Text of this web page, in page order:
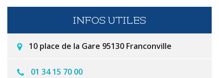
INFOS UTILES
10 place de la Gare 95130 Franconville
01 34 15 70 00